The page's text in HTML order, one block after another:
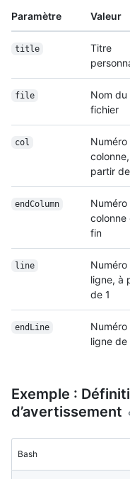
Paramètre Valeur
title
Titre
file
Nom du
fichier
col
Numéro
partir de
endColumn
Numéro
colonne
fin
line
Numéro
ligne, à
de 1
endLine
Numéro
ligne de
Exemple :
d’avertissement
Bash